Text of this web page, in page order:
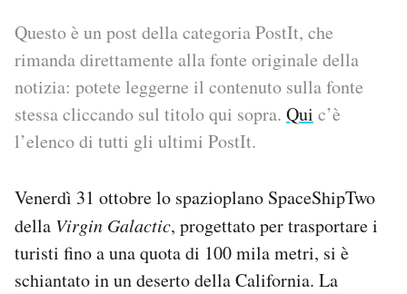
CALENDARIO
AREA PERSONALE
Newsletter
Regala il Post
Hai bisogno di aiuto?
Esci
Questo è un post della categoria PostIt, che
rimanda direttamente alla fonte originale della
notizia: potete leggerne il contenuto sulla fonte
stessa cliccando sul titolo qui sopra. Qui c’è
l’elenco di tutti gli ultimi PostIt.
Venerdì 31 ottobre lo spazioplano SpaceShipTwo
della Virgin Galactic, progettato per trasportare i
turisti fino a una quota di 100 mila metri, si è
schiantato in un deserto della California. La